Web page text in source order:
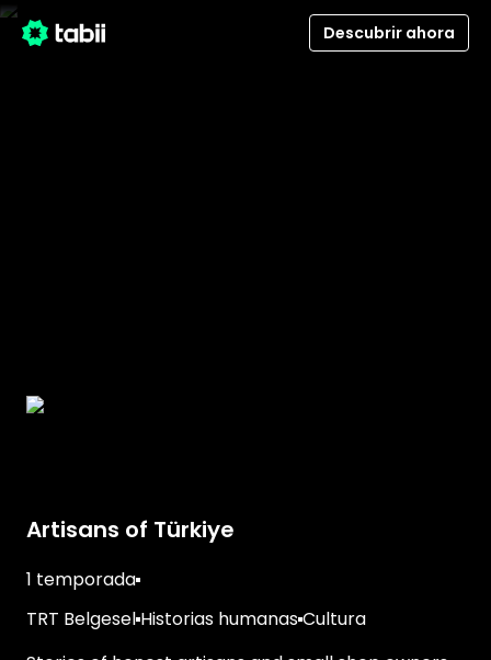
Descubrir ahora
Artisans of Türkiye
1 temporada
TRT Belgesel Historias humanasCultura